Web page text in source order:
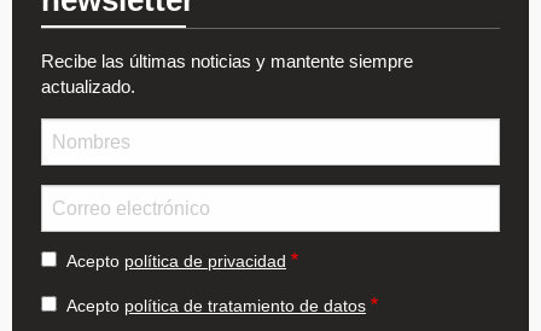
Recibe las últimas noticias y mantente siempre
actualizado.
Acepto política de privacidad
Acepto política de tratamiento de datos